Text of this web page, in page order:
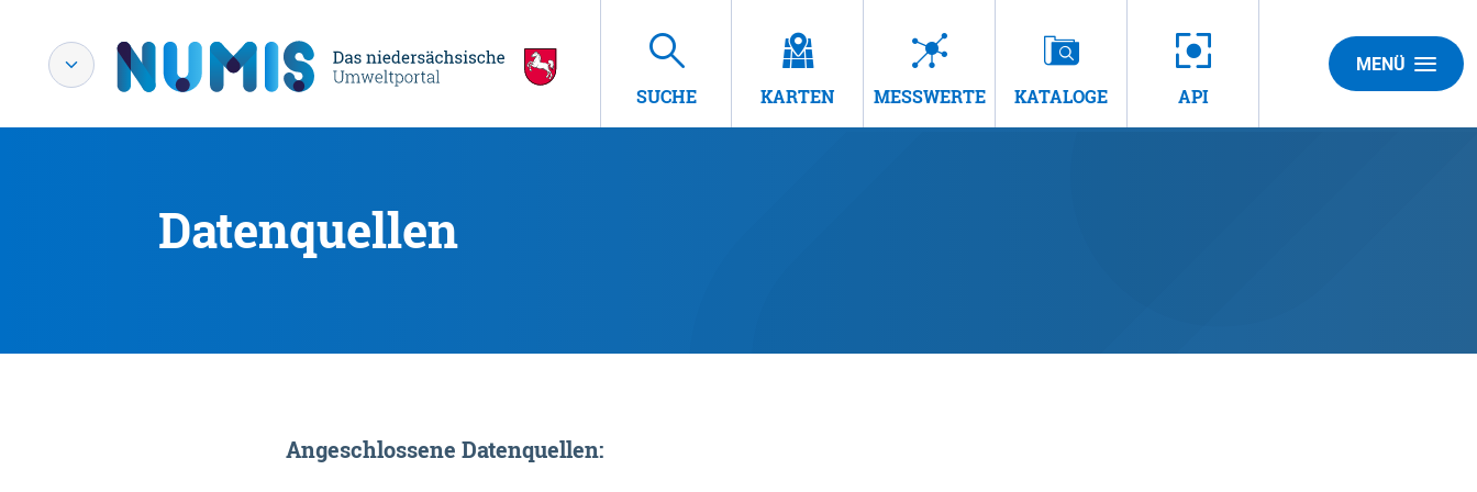
SUCHE KARTEN MESSWERTE KATALOGE API
MENÜ
Datenquellen
Angeschlossene Datenquellen: